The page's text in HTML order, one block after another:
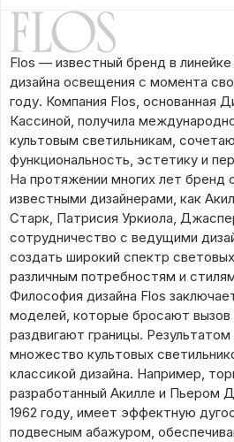
Flos — известный бренд в линейке
дизайна освещения с момента
году. Компания Flos, основанная
Кассиной, получила
культовым светильникам,
функциональность, эстетику и
На протяжении многих лет бренд
известными дизайнерами, как
Старк, Патрисия Уркиола,
сотрудничество с ведущими
создать широкий спектр
различным потребностям и
Философия дизайна Flos
моделей, которые бросают вызов
раздвигают границы.
множество культовых
классикой дизайна. Например,
разработанный Акилле и Пьером
1962 году, имеет эффектную
подвесным абажуром,